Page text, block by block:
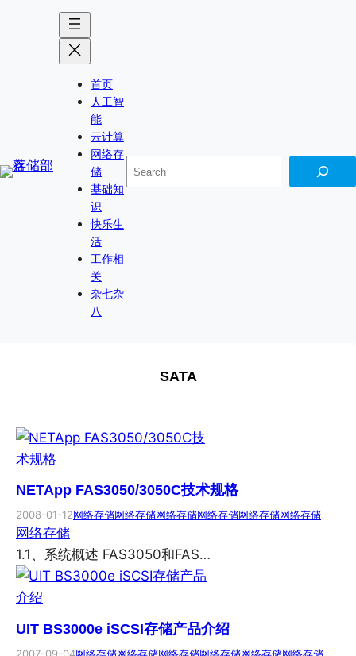
首页
人工智
能
云计算
网络存
储
基础知
识
快乐生
活
工作相
关
杂七杂
八
搜
索
SATA
NETApp FAS3050/3050C技术规格
2008-01-12网络存储网络存储网络存储网络存储网络存储网络存储
网络存储
1.1、系统概述 FAS3050和FAS…
UIT BS3000e iSCSI存储产品介绍
2007-09-04网络存储网络存储网络存储网络存储网络存储网络存储